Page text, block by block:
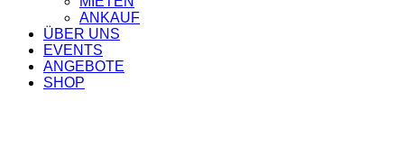
ANKAUF
ÜBER UNS
EVENTS
ANGEBOTE
SHOP